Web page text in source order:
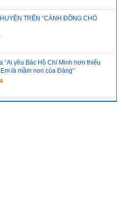
TRÊN “CÁNH ĐỒNG CHÓ
“Ai yêu Bác Hồ Chí Minh hơn thiếu
là mầm non của Đảng”